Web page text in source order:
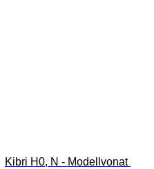
Kibri H0, N - Modellvonat